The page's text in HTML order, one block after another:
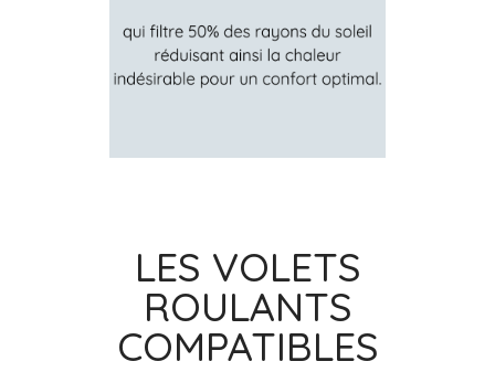
LES VOLETS
ROULANTS
COMPATIBLES